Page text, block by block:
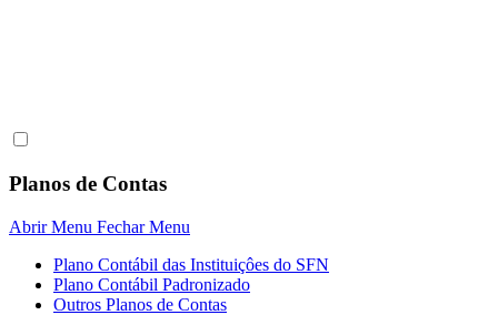
Planos de Contas
Abrir Menu Fechar Menu
Plano Contábil das Instituiçôes do SFN
Plano Contábil Padronizado
Outros Planos de Contas